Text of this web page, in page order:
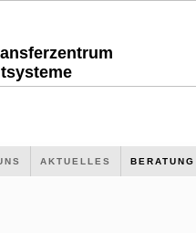
AKTUELLES